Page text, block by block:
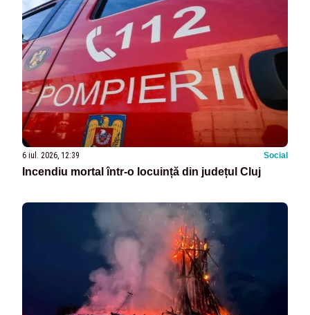
6 iul. 2026, 12:39 Social
Incendiu mortal într-o locuință din județul Cluj